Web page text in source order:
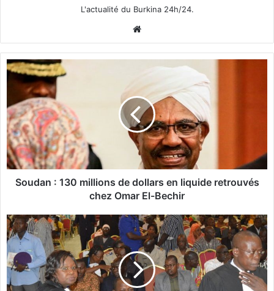
L'actualité du Burkina 24h/24.
bsi
te
S
o
d
a
n
:
1
3
l
l
i
o
n
s
Soudan : 130 millions de dollars en liquide retrouvés
chez Omar El-Bechir
B
u
r
k
n